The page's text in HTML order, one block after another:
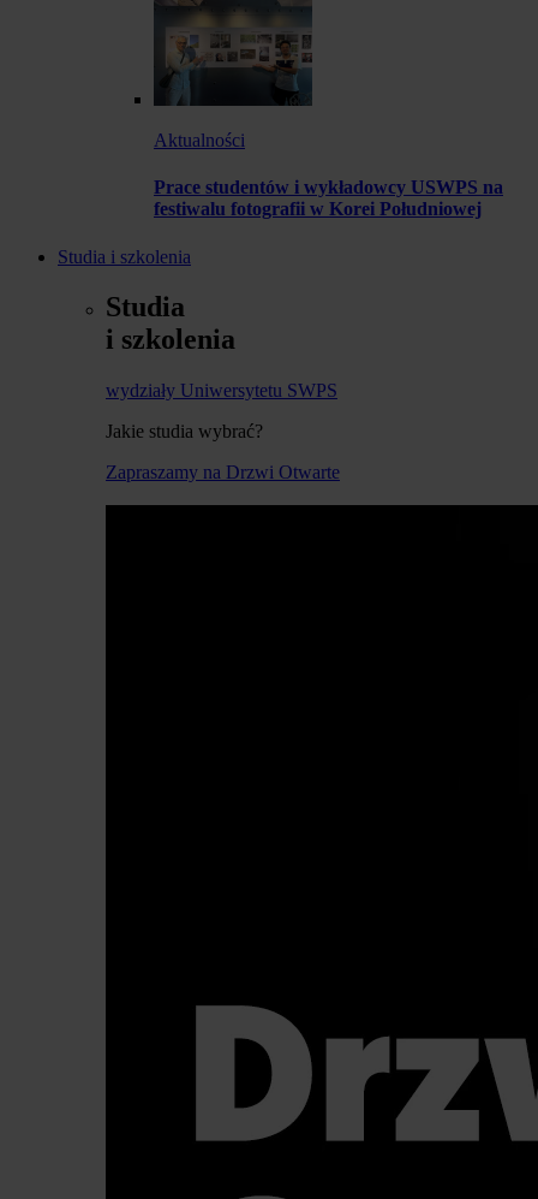
Aktualności
Prace studentów i wykładowcy USWPS na
festiwalu fotografii w Korei Południowej
Studia i szkolenia
Studia
i szkolenia
wydziały Uniwersytetu SWPS
Jakie studia wybrać?
Zapraszamy na Drzwi Otwarte